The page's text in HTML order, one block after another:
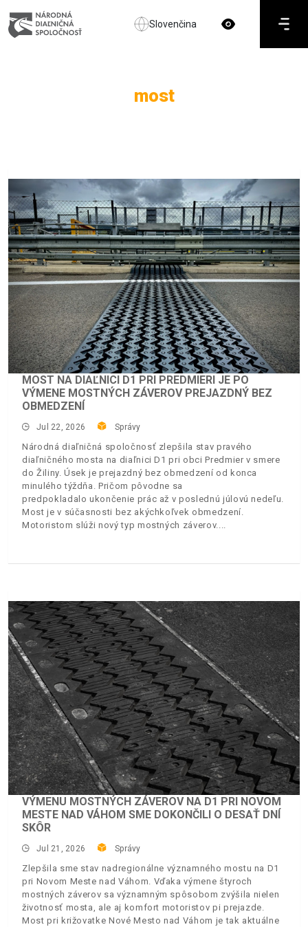
Slovenčina
most
MOST NA DIAĽNICI D1 PRI PREDMIERI JE PO
VÝMENE MOSTNÝCH ZÁVEROV PREJAZDNÝ BEZ
OBMEDZENÍ
Jul 22, 2026 Správy
Národná diaľničná spoločnosť zlepšila stav pravého
diaľničného mosta na diaľnici D1 pri obci Predmier v smere
do Žiliny. Úsek je prejazdný bez obmedzení od konca
minulého týždňa. Pričom pôvodne sa
predpokladalo ukončenie prác až v poslednú júlovú nedeľu.
Most je v súčasnosti bez akýchkoľvek obmedzení.
Motoristom slúži nový typ mostných záverov.
VÝMENU MOSTNÝCH ZÁVEROV NA D1 PRI NOVOM
MESTE NAD VÁHOM SME DOKONČILI O DESAŤ DNÍ
SKÔR
Jul 21, 2026 Správy
Zlepšila sme stav nadregionálne významného mostu na D1
pri Novom Meste nad Váhom. Vďaka výmene štyroch
mostných záverov sa významným spôsobom zvýšila nielen
životnosť mosta, ale aj komfort motoristov pi prejazde.
Most pri križovatke Nové Mesto nad Váhom je tak aktuálne